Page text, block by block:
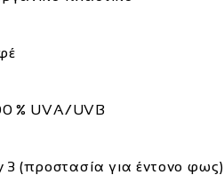
% UVA/UVB
3 (προστασία για έντονο φως)